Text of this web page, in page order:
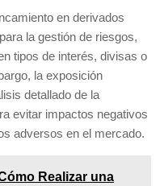
en derivados
la gestión de riesgos,
tipos de interés, divisas o
la exposición
detallado de la
evitar impactos negativos
adversos en el mercado.
Realizar una